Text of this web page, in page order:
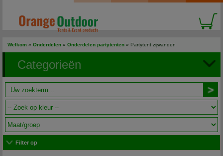
Welkom » Onderdelen » Onderdelen partytenten » Partytent zijwanden
Categorieën
Filter op